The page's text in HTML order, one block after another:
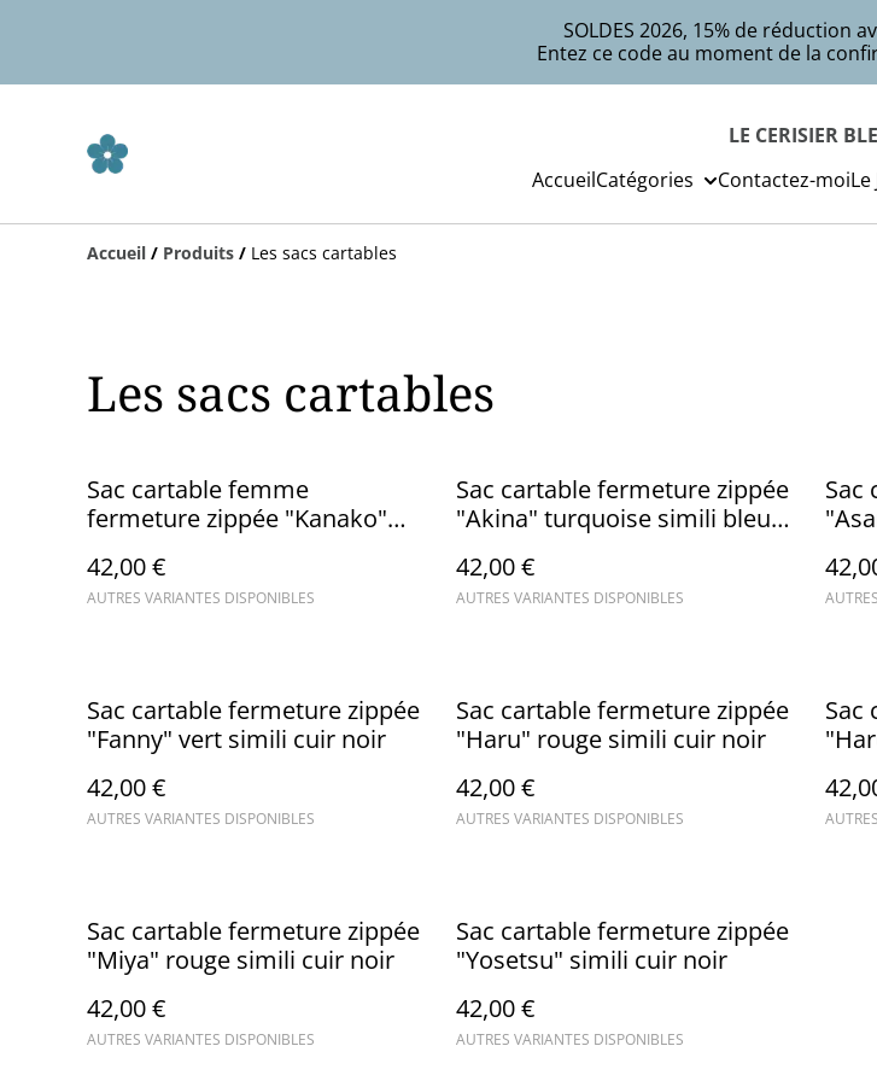
SOLDES 2026, 15% de réduction
Entez ce code au moment de la
LE CERISIER
AccueilCatégories Contactez-moi
Accueil / Produits / Les sacs cartables
Les sacs cartables
Sac cartable femme
fermeture zippée "Kanako"
42,00 €
AUTRES VARIANTES DISPONIBLES
Sac cartable fermeture zippée
"Akina" turquoise simili bleu
42,00 €
AUTRES VARIANTES DISPONIBLES
Sac
Sac cartable fermeture zippée
"Fanny" vert simili cuir noir
42,00 €
AUTRES VARIANTES DISPONIBLES
Sac cartable fermeture zippée
"Haru" rouge simili cuir noir
42,00 €
AUTRES VARIANTES DISPONIBLES
Sac
Sac cartable fermeture zippée
"Miya" rouge simili cuir noir
42,00 €
AUTRES VARIANTES DISPONIBLES
Sac cartable fermeture zippée
"Yosetsu" simili cuir noir
42,00 €
AUTRES VARIANTES DISPONIBLES